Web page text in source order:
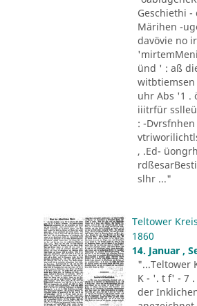
Geschiethi
Märihen -
davövie no
ünd ' : aß
uhr Abs '1 .
iiitrfür
: -
, .Ed-
slhr ..."
Teltower
1860
14. Januar ,
"...Teltower
K - '. t f' - 7 .
der